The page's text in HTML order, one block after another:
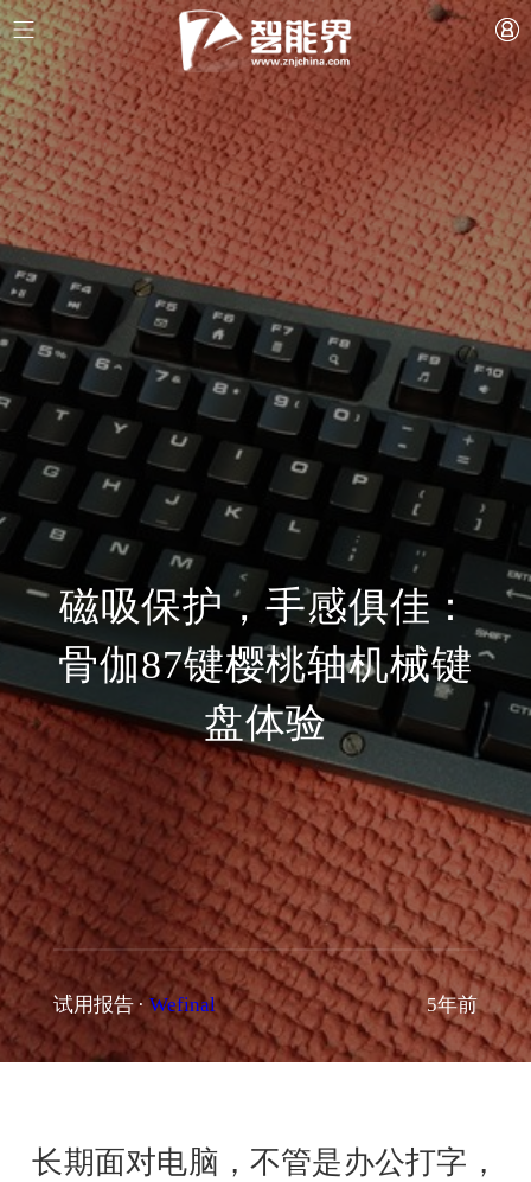
磁吸保护，手感俱佳：
骨伽87键樱桃轴机械键
盘体验
试用报告 ·Wefinal 5年前
长期面对电脑，不管是办公打字，